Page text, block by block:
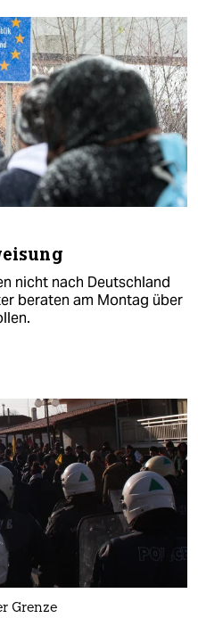
nicht nach Deutschland
beraten am Montag über
Grenze